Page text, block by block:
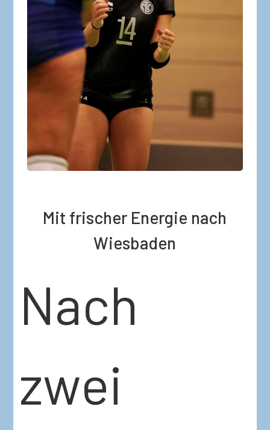
Mit frischer Energie nach
Wiesbaden
Nach
zwei